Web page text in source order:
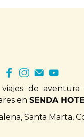
viajes de
en SENDA
Santa Marta,